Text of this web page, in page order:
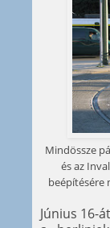
Mindössze
és az
beépítésére
Június 16-